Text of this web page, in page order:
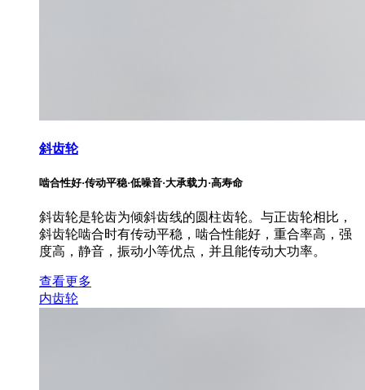
斜齿轮
啮合性好·传动平稳·低噪音·大承载力·高寿命
斜齿轮是轮齿为倾斜齿线的圆柱齿轮。与正齿轮相比，
斜齿轮啮合时有传动平稳，啮合性能好，重合率高，强
度高，静音，振动小等优点，并且能传动大功率。
查看更多
内齿轮